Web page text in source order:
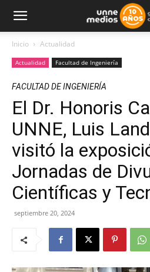
Inicio Actualidad
Actualidad Facultad de Ingeniería
FACULTAD DE INGENIERÍA
El Dr. Honoris
UNNE, Luis
visitó la
Jornadas de
Científicas y
septiembre 20, 2024